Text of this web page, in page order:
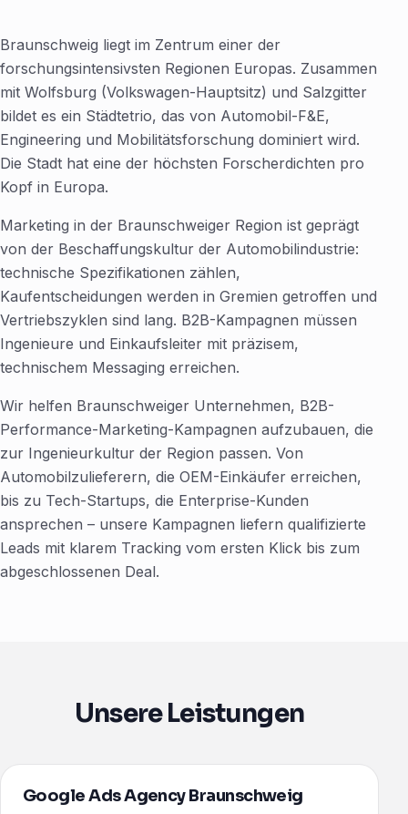
Braunschweig liegt im Zentrum einer der
forschungsintensivsten Regionen Europas. Zusammen
mit Wolfsburg (Volkswagen-Hauptsitz) und Salzgitter
bildet es ein Städtetrio, das von Automobil-F&E,
Engineering und Mobilitätsforschung dominiert wird.
Die Stadt hat eine der höchsten Forscherdichten pro
Kopf in Europa.
Marketing in der Braunschweiger Region ist geprägt
von der Beschaffungskultur der Automobilindustrie:
technische Spezifikationen zählen,
Kaufentscheidungen werden in Gremien getroffen und
Vertriebszyklen sind lang. B2B-Kampagnen müssen
Ingenieure und Einkaufsleiter mit präzisem,
technischem Messaging erreichen.
Wir helfen Braunschweiger Unternehmen, B2B-
Performance-Marketing-Kampagnen aufzubauen, die
zur Ingenieurkultur der Region passen. Von
Automobilzulieferern, die OEM-Einkäufer erreichen,
bis zu Tech-Startups, die Enterprise-Kunden
ansprechen – unsere Kampagnen liefern qualifizierte
Leads mit klarem Tracking vom ersten Klick bis zum
abgeschlossenen Deal.
Unsere Leistungen
Google Ads Agency Braunschweig